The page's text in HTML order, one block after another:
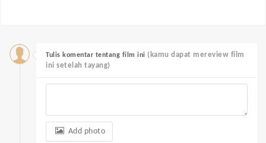
Tulis komentar tentang film ini (kamu dapat mereview film
ini setelah tayang)
Add photo